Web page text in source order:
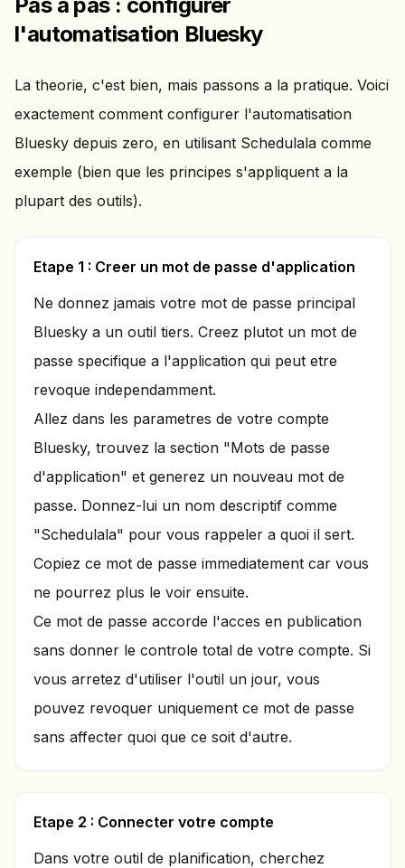
l'automatisation Bluesky
La theorie, c'est bien, mais passons a la pratique. Voici
exactement comment configurer l'automatisation
Bluesky depuis zero, en utilisant Schedulala comme
exemple (bien que les principes s'appliquent a la
plupart des outils).
Etape 1 : Creer un mot de passe d'application
Ne donnez jamais votre mot de passe principal
Bluesky a un outil tiers. Creez plutot un mot de
passe specifique a l'application qui peut etre
revoque independamment.
Allez dans les parametres de votre compte
Bluesky, trouvez la section "Mots de passe
d'application" et generez un nouveau mot de
passe. Donnez-lui un nom descriptif comme
"Schedulala" pour vous rappeler a quoi il sert.
Copiez ce mot de passe immediatement car vous
ne pourrez plus le voir ensuite.
Ce mot de passe accorde l'acces en publication
sans donner le controle total de votre compte. Si
vous arretez d'utiliser l'outil un jour, vous
pouvez revoquer uniquement ce mot de passe
sans affecter quoi que ce soit d'autre.
Etape 2 : Connecter votre compte
Dans votre outil de planification, cherchez